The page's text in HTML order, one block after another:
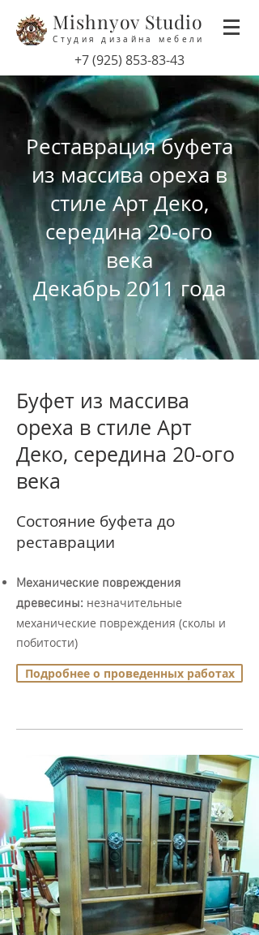
Mishnyov Studio
Студия дизайна мебели
‭+7(925) 853-83-43
Реставрация буфета
из массива ореха в
стиле Арт Деко,
середина 20-ого
века
Декабрь 2011 года
Буфет из массива
ореха в стиле Арт
Деко, середина 20-ого
века
Состояние буфета до
реставрации
Механические повреждения
древесины: незначительные
механические повреждения (сколы и
побитости)
Подробнее о проведенных работах